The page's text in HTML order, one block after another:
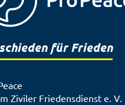
für Frieden
Ziviler Friedensdienst e. V.